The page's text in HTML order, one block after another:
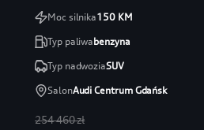
Moc silnika150KM
Typ paliwabenzyna
Typ nadwoziaSUV
SalonAudi Centrum Gdańsk
254 460 zł